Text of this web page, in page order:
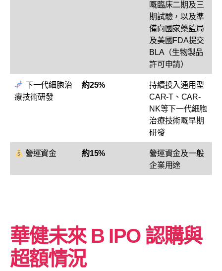
嘅臨床二期及三
期試驗，以及準
備向國家藥監局
及美國FDA提交
BLA（生物製品
許可申請）
下一代細胞治
療技術研發
約25%
持續投入通用型
CAR-T、CAR-
NK等下一代細胞
治療技術嘅早期
研發
營運資金 約15%
營運資金及一般
企業用途
華健未來 B IPO 認購與
超額情況